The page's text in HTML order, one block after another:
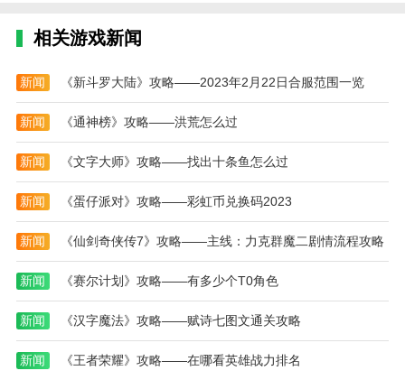
幻想英雄2是一款全新的角色扮演策略卡牌游戏。玩家
的卡牌组合，带领自己强大的卡牌进行战斗，轻松体验
更加轻松愉快的卡牌战斗游戏。
冒险幻想是一款超好玩的手机塔防策略游戏，有大量模
板供玩家欣赏。是最刺激的卡牌游戏，玩家可以自由发
挥各种小仙女。游戏很棒，画质也不错，但还是有些美
中不足。
相关游戏新闻
新闻 《新斗罗大陆》攻略——2023年2月22日合服范围一览
新闻 《通神榜》攻略——洪荒怎么过
新闻 《文字大师》攻略——找出十条鱼怎么过
新闻 《蛋仔派对》攻略——彩虹币兑换码2023
新闻 《仙剑奇侠传7》攻略——主线：力克群魔二剧情流程攻略
新闻 《赛尔计划》攻略——有多少个T0角色
新闻 《汉字魔法》攻略——赋诗七图文通关攻略
新闻 《王者荣耀》攻略——在哪看英雄战力排名